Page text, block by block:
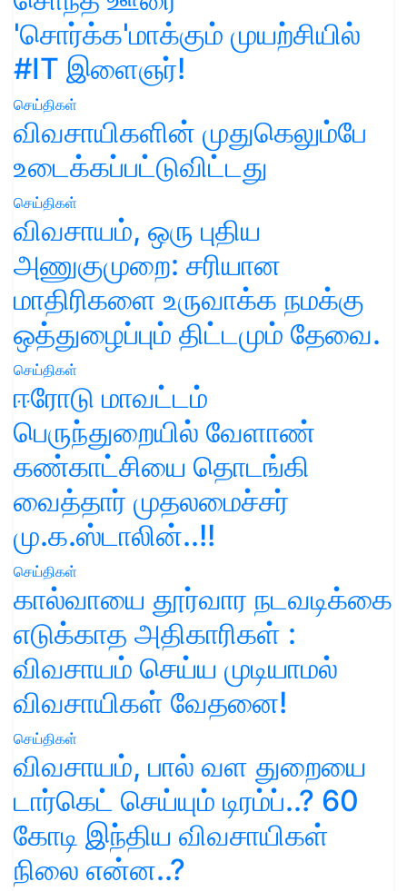
'சொர்க்க'மாக்கும் முயற்சியில்
#IT இளைஞர்!
செய்திகள்
விவசாயிகளின் முதுகெலும்பே
உடைக்கப்பட்டுவிட்டது
செய்திகள்
விவசாயம், ஒரு புதிய
அணுகுமுறை: சரியான
மாதிரிகளை உருவாக்க நமக்கு
ஒத்துழைப்பும் திட்டமும் தேவை.
செய்திகள்
ஈரோடு மாவட்டம்
பெருந்துறையில் வேளாண்
கண்காட்சியை தொடங்கி
வைத்தார் முதலமைச்சர்
மு.க.ஸ்டாலின்..!!
செய்திகள்
கால்வாயை தூர்வார நடவடிக்கை
எடுக்காத அதிகாரிகள் :
விவசாயம் செய்ய முடியாமல்
விவசாயிகள் வேதனை!
செய்திகள்
விவசாயம், பால் வள துறையை
டார்கெட் செய்யும் டிரம்ப்..? 60
கோடி இந்திய விவசாயிகள்
நிலை என்ன..?